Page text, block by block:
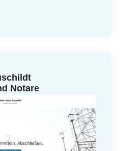
Notare